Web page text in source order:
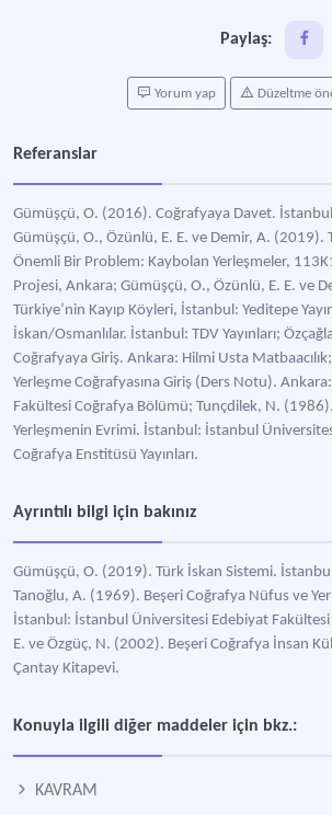
Paylaş:
Yorum yap Düzeltme
Referanslar
Gümüşçü, O. (2016). Coğrafyaya Davet.
Gümüşçü, O., Özünlü, E. E. ve Demir, A. (2019).
Önemli Bir Problem: Kaybolan Yerleşmeler,
Projesi, Ankara; Gümüşçü, O., Özünlü, E. E. ve
Türkiye’nin Kayıp Köyleri, İstanbul: Yeditepe
İskan/Osmanlılar. İstanbul: TDV Yayınları;
Coğrafyaya Giriş. Ankara: Hilmi Usta
Yerleşme Coğrafyasına Giriş (Ders Notu).
Fakültesi Coğrafya Bölümü; Tunçdilek, N.
Yerleşmenin Evrimi. İstanbul: İstanbul
Coğrafya Enstitüsü Yayınları.
Ayrıntılı bilgi için bakınız
Gümüşçü, O. (2019). Türk İskan Sistemi.
Tanoğlu, A. (1969). Beşeri Coğrafya Nüfus ve
İstanbul: İstanbul Üniversitesi Edebiyat Fakültesi
E. ve Özgüç, N. (2002). Beşeri Coğrafya İnsan
Çantay Kitapevi.
Konuyla ilgili diğer maddeler için bkz.:
KAVRAM